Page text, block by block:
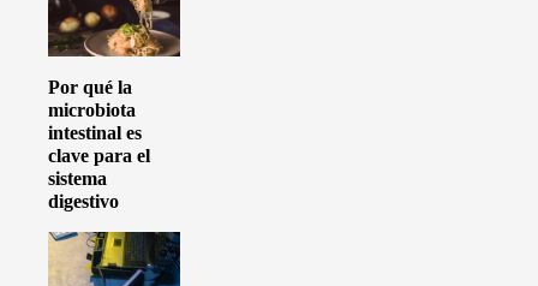
Por qué la
microbiota
intestinal es
clave para el
sistema
digestivo